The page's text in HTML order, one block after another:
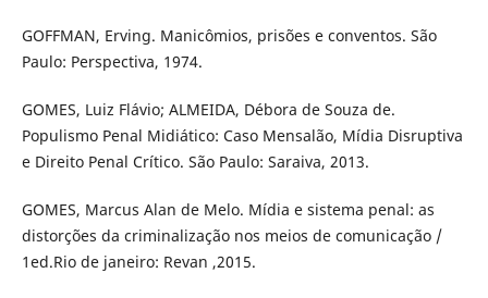
GOFFMAN, Erving. Manicômios, prisões e conventos. São
Paulo: Perspectiva, 1974.
GOMES, Luiz Flávio; ALMEIDA, Débora de Souza de.
Populismo Penal Midiático: Caso Mensalão, Mídia Disruptiva
e Direito Penal Crítico. São Paulo: Saraiva, 2013.
GOMES, Marcus Alan de Melo. Mídia e sistema penal: as
distorções da criminalização nos meios de comunicação /
1ed.Rio de janeiro: Revan ,2015.